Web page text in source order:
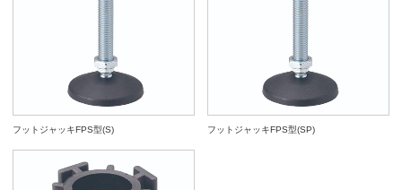
フットジャッキFPS型(S) フットジャッキFPS型(SP)